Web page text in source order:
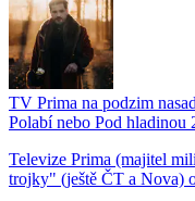
TV Prima na podzim
Polabí nebo Pod hladinou
Televize Prima (majitel
trojky" (ještě ČT a Nova)